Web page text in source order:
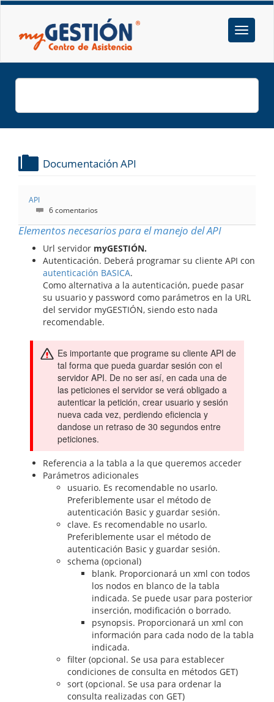
Documentación API
API
6 comentarios
Elementos necesarios para el manejo del API
Url servidor myGESTIÓN.
Autenticación. Deberá programar su cliente API con
autenticación BASICA.
Como alternativa a la autenticación, puede pasar
su usuario y password como parámetros en la URL
del servidor myGESTIÓN, siendo esto nada
recomendable.
Es importante que programe su cliente API de
tal forma que pueda guardar sesión con el
servidor API. De no ser así, en cada una de
las peticiones el servidor se verá obligado a
autenticar la petición, crear usuario y sesión
nueva cada vez, perdiendo eficiencia y
dandose un retraso de 30 segundos entre
peticiones.
Referencia a la tabla a la que queremos acceder
Parámetros adicionales
usuario. Es recomendable no usarlo.
Preferiblemente usar el método de
autenticación Basic y guardar sesión.
clave. Es recomendable no usarlo.
Preferiblemente usar el método de
autenticación Basic y guardar sesión.
schema (opcional)
blank. Proporcionará un xml con todos
los nodos en blanco de la tabla
indicada. Se puede usar para posterior
inserción, modificación o borrado.
psynopsis. Proporcionará un xml con
información para cada nodo de la tabla
indicada.
filter (opcional. Se usa para establecer
condiciones de consulta en métodos GET)
sort (opcional. Se usa para ordenar la
consulta realizadas con GET)